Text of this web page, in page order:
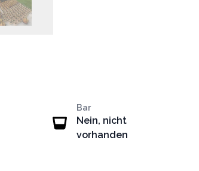
Bar
Nein, nicht
vorhanden